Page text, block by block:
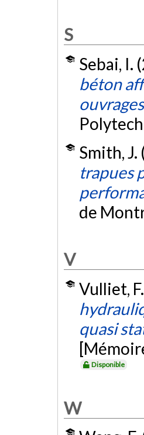
S
Sebai, I.
béton
Smith, J.
trapues
de
V
Vulliet,
quasi
Disponible
W